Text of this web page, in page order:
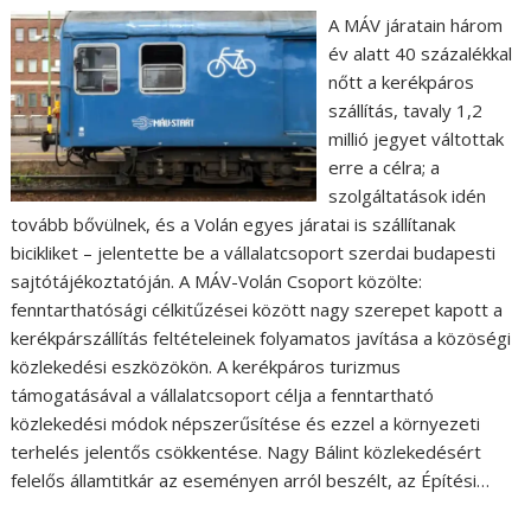
A MÁV járatain három
év alatt 40 százalékkal
nőtt a kerékpáros
szállítás, tavaly 1,2
millió jegyet váltottak
erre a célra; a
szolgáltatások idén
tovább bővülnek, és a Volán egyes járatai is szállítanak
bicikliket – jelentette be a vállalatcsoport szerdai budapesti
sajtótájékoztatóján. A MÁV-Volán Csoport közölte:
fenntarthatósági célkitűzései között nagy szerepet kapott a
kerékpárszállítás feltételeinek folyamatos javítása a közöségi
közlekedési eszközökön. A kerékpáros turizmus
támogatásával a vállalatcsoport célja a fenntartható
közlekedési módok népszerűsítése és ezzel a környezeti
terhelés jelentős csökkentése. Nagy Bálint közlekedésért
felelős államtitkár az eseményen arról beszélt, az Építési…